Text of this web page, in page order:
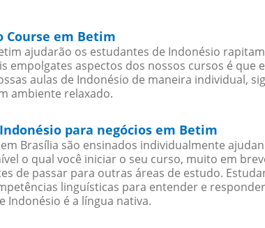
Course em Betim
ajudarão os estudantes de Indonésio
empolgates aspectos dos nossos cursos é
aulas de Indonésio de maneira individual,
ambiente relaxado.
para negócios em Betim
Brasília são ensinados individualmente
o qual você iniciar o seu curso, muito em
de passar para outras áreas de estudo.
linguísticas para entender e
Indonésio é a língua nativa.